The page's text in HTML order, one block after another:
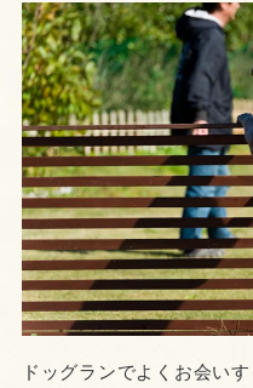
ドッグランでよくお会い